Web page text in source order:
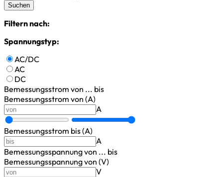
Suchen
Filtern nach:
Spannungstyp:
AC/DC
AC
DC
Bemessungsstrom von ... bis
Bemessungsstrom von (A)
A
Bemessungsstrom bis (A)
A
Bemessungsspannungvon ... bis
Bemessungsspannung von (V)
V